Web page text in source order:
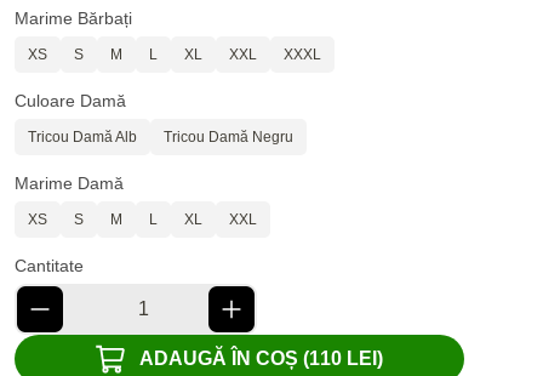
Marime Bărbați
XS S M L XL XXL XXXL
Culoare Damă
Tricou Damă Alb Tricou Damă Negru
Marime Damă
XS S M L XL XXL
Cantitate
ADAUGĂ ÎN COȘ (110 LEI)